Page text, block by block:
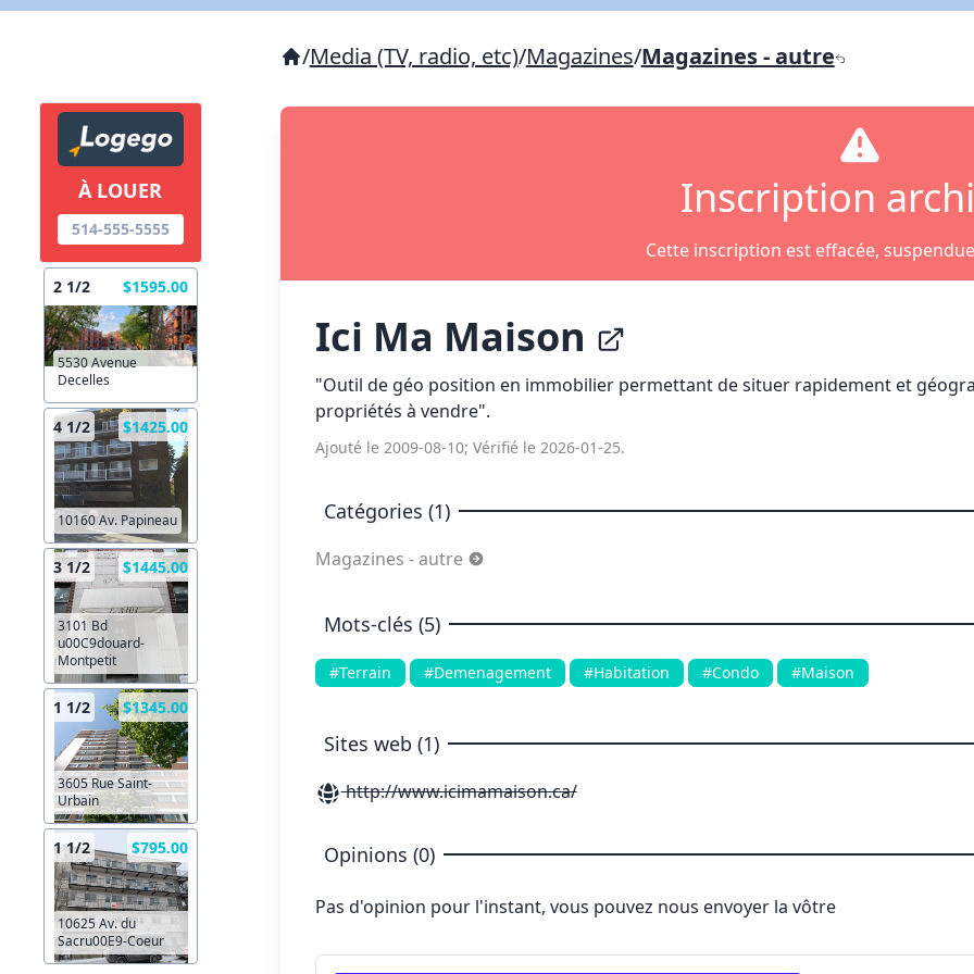
À LOUER
514-555-5555
2 1/2 $1595.00
5530 Avenue
Decelles
4 1/2 $1425.00
10160 Av. Papineau
3 1/2 $1445.00
3101 Bd
u00C9douard-
Montpetit
1 1/2 $1345.00
3605 Rue Saint-
Urbain
1 1/2 $795.00
10625 Av. du
Sacru00E9-Coeur
/Media (TV, radio, etc)/Magazines/Magazines - autre
Inscription
Cette inscription est effacée,
Ici Ma Maison
"Outil de géo position en immobilier permettant de situer rapidement et
propriétés à vendre".
Ajouté le 2009-08-10; Vérifié le 2026-01-25.
Catégories (1)
Magazines - autre
Mots-clés (5)
#Terrain #Demenagement #Habitation #Condo #Maison
Sites web (1)
http://www.icimamaison.ca/
Opinions (0)
Pas d'opinion pour l'instant, vous pouvez nous envoyer la vôtre
X Fermer
X Fermer